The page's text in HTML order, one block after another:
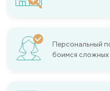
Персональный
боимся сложных